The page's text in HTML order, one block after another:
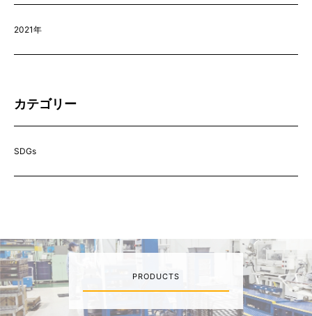
2021年
カテゴリー
SDGs
PRODUCTS